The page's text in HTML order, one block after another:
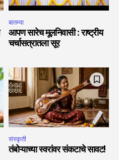
बातम्या
आपण सारेच मूलनिवासी : राष्ट्रीय
चर्चासत्रातला सूर
संस्कृती
तंबोऱ्याच्या स्वरांवर संकटाचे सावट!